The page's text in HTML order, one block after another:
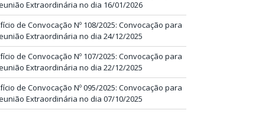
Extraordinária no dia 16/01/2026
de Convocação Nº 108/2025: Convocação para
Extraordinária no dia 24/12/2025
de Convocação Nº 107/2025: Convocação para
Extraordinária no dia 22/12/2025
de Convocação Nº 095/2025: Convocação para
Extraordinária no dia 07/10/2025